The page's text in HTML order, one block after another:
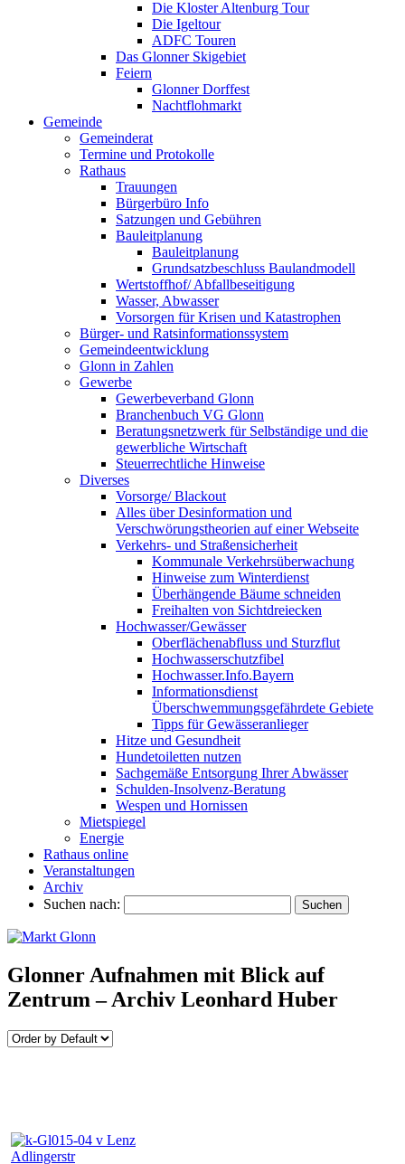
Die Kloster Altenburg Tour
Die Igeltour
ADFC Touren
Das Glonner Skigebiet
Feiern
Glonner Dorffest
Nachtflohmarkt
Gemeinde
Gemeinderat
Termine und Protokolle
Rathaus
Trauungen
Bürgerbüro Info
Satzungen und Gebühren
Bauleitplanung
Bauleitplanung
Grundsatzbeschluss Baulandmodell
Wertstoffhof/ Abfallbeseitigung
Wasser, Abwasser
Vorsorgen für Krisen und Katastrophen
Bürger- und Ratsinformationssystem
Gemeindeentwicklung
Glonn in Zahlen
Gewerbe
Gewerbeverband Glonn
Branchenbuch VG Glonn
Beratungsnetzwerk für Selbständige und die
gewerbliche Wirtschaft
Steuerrechtliche Hinweise
Diverses
Vorsorge/ Blackout
Alles über Desinformation und
Verschwörungstheorien auf einer Webseite
Verkehrs- und Straßensicherheit
Kommunale Verkehrsüberwachung
Hinweise zum Winterdienst
Überhängende Bäume schneiden
Freihalten von Sichtdreiecken
Hochwasser/Gewässer
Oberflächenabfluss und Sturzflut
Hochwasserschutzfibel
Hochwasser.Info.Bayern
Informationsdienst
Überschwemmungsgefährdete Gebiete
Tipps für Gewässeranlieger
Hitze und Gesundheit
Hundetoiletten nutzen
Sachgemäße Entsorgung Ihrer Abwässer
Schulden-Insolvenz-Beratung
Wespen und Hornissen
Mietspiegel
Energie
Rathaus online
Veranstaltungen
Archiv
Suchen nach:
Glonner Aufnahmen mit Blick auf
Zentrum – Archiv Leonhard Huber